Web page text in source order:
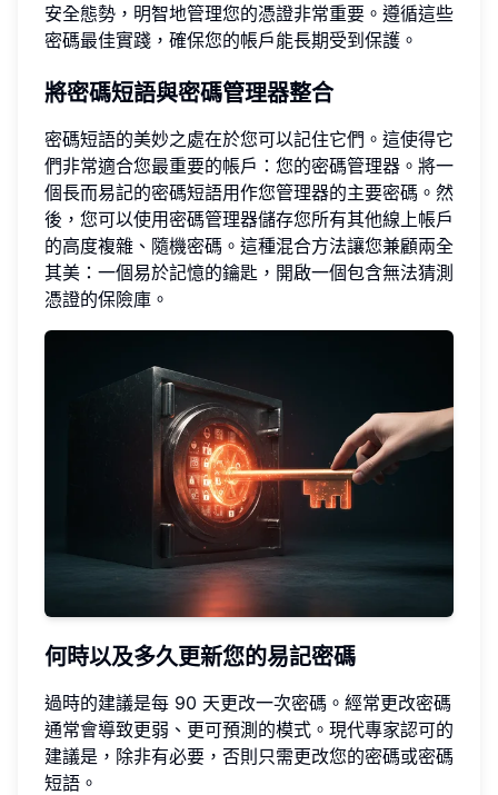
安全態勢，明智地管理您的憑證非常重要。遵循這些
密碼最佳實踐，確保您的帳戶能長期受到保護。
將密碼短語與密碼管理器整合
密碼短語的美妙之處在於您可以記住它們。這使得它
們非常適合您最重要的帳戶：您的密碼管理器。將一
個長而易記的密碼短語用作您管理器的主要密碼。然
後，您可以使用密碼管理器儲存您所有其他線上帳戶
的高度複雜、隨機密碼。這種混合方法讓您兼顧兩全
其美：一個易於記憶的鑰匙，開啟一個包含無法猜測
憑證的保險庫。
何時以及多久更新您的易記密碼
過時的建議是每 90 天更改一次密碼。經常更改密碼
通常會導致更弱、更可預測的模式。現代專家認可的
建議是，除非有必要，否則只需更改您的密碼或密碼
短語。